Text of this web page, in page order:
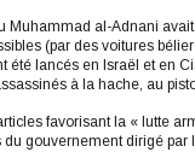
Muhammad al-Adnani
(par des voitures
lancés en Israël et en
à la hache, au
favorisant la « lutte
gouvernement dirigé par